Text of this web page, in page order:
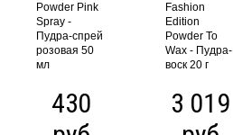
Powder Pink
Spray -
Пудра-спрей
розовая 50
мл
430
Fashion
Edition
Powder To
Wax - Пудра-
воск 20 г
3 019